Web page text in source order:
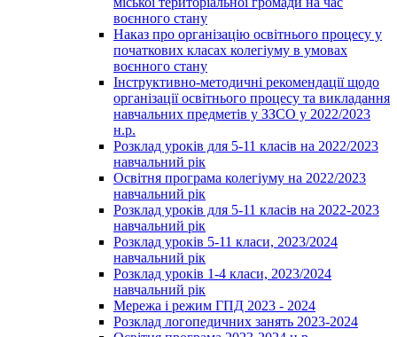
воєнного стану
Наказ про організацію освітнього процесу у
початкових класах колегіуму в умовах
воєнного стану
Інструктивно-методичні рекомендації щодо
організації освітнього процесу та викладання
навчальних предметів у ЗЗСО у 2022/2023
н.р.
Розклад уроків для 5-11 класів на 2022/2023
навчальний рік
Освітня програма колегіуму на 2022/2023
навчальний рік
Розклад уроків для 5-11 класів на 2022-2023
навчальний рік
Розклад уроків 5-11 класи, 2023/2024
навчальний рік
Розклад уроків 1-4 класи, 2023/2024
навчальний рік
Мережа і режим ГПД 2023 - 2024
Розклад логопедичних занять 2023-2024